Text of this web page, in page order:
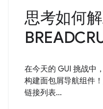
思考如何
在今天的 GUI 挑战中
构建面包屑导航组件
链接列表...